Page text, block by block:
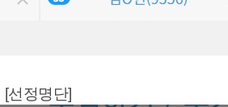
[선정명단]